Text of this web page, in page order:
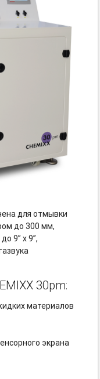
для отмывки
до 300 мм,
9” x 9”,
30pm:
материалов
экрана